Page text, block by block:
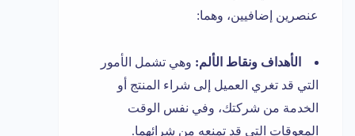
عنصرين إضافيين، وهما:
الأهداف ونقاط الألم: وهي تشمل الأمور
التي قد تغري العميل إلى شراء المنتج أو
الخدمة من شركتك، وفي نفس الوقت
المعوقات التي قد تمنعه من شرائهما.